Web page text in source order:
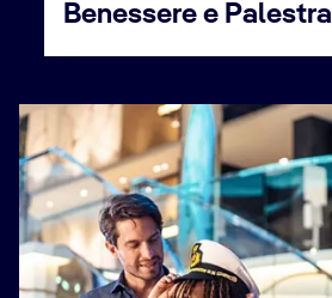
Benessere e Palestra